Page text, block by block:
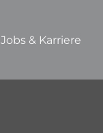
Jobs & Karriere